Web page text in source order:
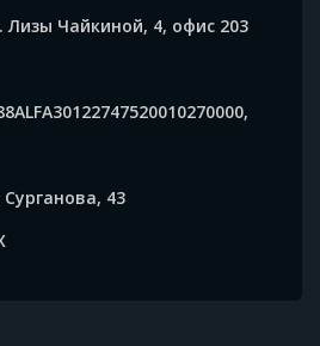
Лизы Чайкиной, 4, офис 203
Сурганова, 43